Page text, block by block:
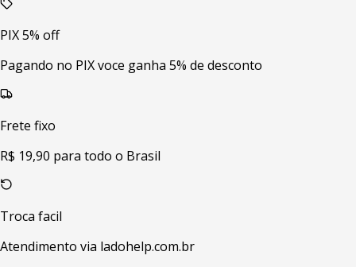
PIX 5% off
Pagando no PIX voce ganha 5% de desconto
Frete fixo
R$ 19,90 para todo o Brasil
Troca facil
Atendimento via ladohelp.com.br